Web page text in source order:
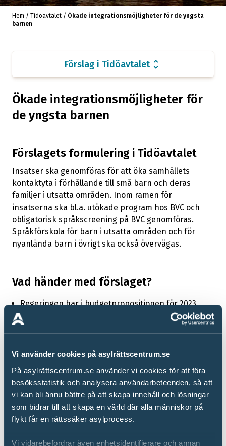
Vi använder cookies på asylrättscentrum.se
På asylrättscentrum.se använder vi cookies för att föra
besöksstatistik och analysera användarbeteenden, så att
vi kan bli ännu bättre på att skapa innehåll och lösningar
som bidrar till att skapa en värld där alla människor på
flykt får en rättssäker asylprocess.
Vi vidarebefordrar även enhetsidentifierare och annan
Hem / Tidöavtalet / Ökade integrationsmöjligheter för de yngsta
barnen
Ökade integrationsmöjligheter för
de yngsta barnen
Förslagets formulering i Tidöavtalet
Insatser ska genomföras för att öka samhällets
kontaktyta i förhållande till små barn och deras
familjer i utsatta områden. Inom ramen för
insatserna ska bl.a. utökade program hos BVC och
obligatorisk språkscreening på BVC genomföras.
Språkförskola för barn i utsatta områden och för
nyanlända barn i övrigt ska också övervägas.
Vad händer med förslaget?
Regeringen har i budgetpropositionen för 2023
aviserat en satsning för att bland annat stärka och
vidareutveckla hembesöksprogram inom BVC.
Socialstyrelsen att bland annat att utreda
förutsättningarna för och föreslå hur barns
språkkunskaper och språkutveckling i det svenska
språket kan följas upp inom ramen för
barnhälsovården eller annan lämplig aktör samt
utreda och föreslå hur stödbehov kan tillgodoses.
Förslag i Tidöavtaletunfold_more
Utökat arbete och förstärkta möjligheter till
inre utlänningskontroller och effektivt
verkställighetsarbete
arrow_forward
återvändandeverksamhet
Asyllagstiftningen ska anpassas efter den
rättsliga miniminivån enligt EU-rätten
arrow_forward
Översyn av prövningen av asylansökan från
säkra länder
Transitcenter ska införas för hela
asylprocessen
medborgares på grund av bristande vandel
arrow_forward
Begränsning av vidarebosättning till Sverige
Skärpta krav för medborgarskap arrow_forward
Återkalla uppehållstillstånd i fler fall arrow_forward
arrow_forward